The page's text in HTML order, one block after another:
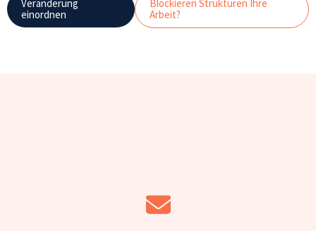
Veränderung
einordnen
Blockieren Strukturen Ihre
Arbeit?